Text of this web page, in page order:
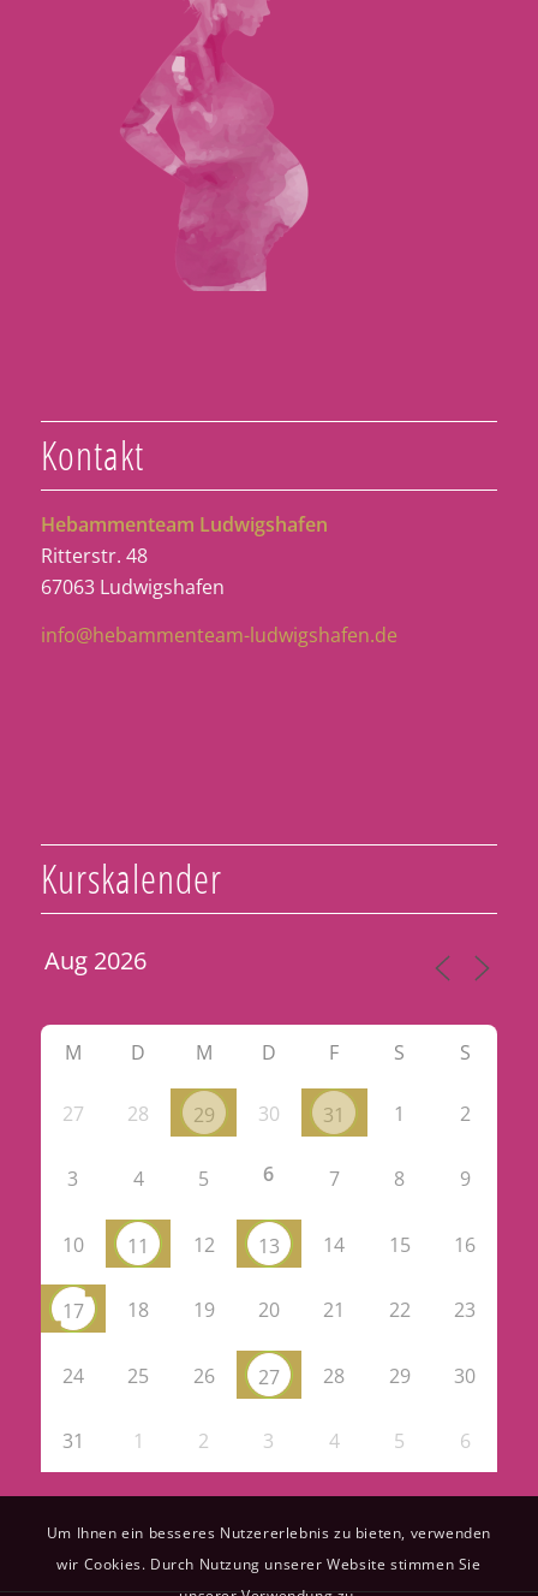
Kontakt
Hebammenteam Ludwigshafen
Ritterstr. 48
67063 Ludwigshafen
info@hebammenteam-ludwigshafen.de
Kurskalender
M D M D F S S
27 28 29 30 31 1 2
3 4 5 6 7 8 9
10 11 12 13 14 15 16
17 18 19 20 21 22 23
24 25 26 27 28 29 30
31 1 2 3 4 5 6
Um Ihnen ein besseres Nutzererlebnis zu bieten, verwenden
wir Cookies. Durch Nutzung unserer Website stimmen Sie